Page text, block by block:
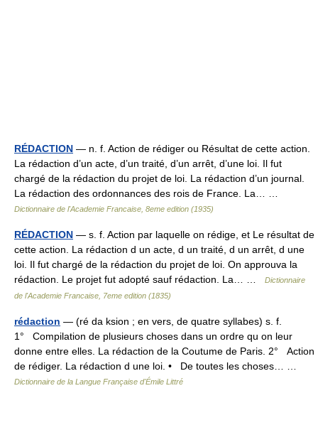
RÉDACTION — n. f. Action de rédiger ou Résultat de cette action.
La rédaction d’un acte, d’un traité, d’un arrêt, d’une loi. Il fut
chargé de la rédaction du projet de loi. La rédaction d’un journal.
La rédaction des ordonnances des rois de France. La… …
Dictionnaire de l'Academie Francaise, 8eme edition (1935)
RÉDACTION — s. f. Action par laquelle on rédige, et Le résultat de
cette action. La rédaction d un acte, d un traité, d un arrêt, d une
loi. Il fut chargé de la rédaction du projet de loi. On approuva la
rédaction. Le projet fut adopté sauf rédaction. La… …
Dictionnaire
de l'Academie Francaise, 7eme edition (1835)
rédaction — (ré da ksion ; en vers, de quatre syllabes) s. f.
1° Compilation de plusieurs choses dans un ordre qu on leur
donne entre elles. La rédaction de la Coutume de Paris. 2° Action
de rédiger. La rédaction d une loi. • De toutes les choses… …
Dictionnaire de la Langue Française d'Émile Littré